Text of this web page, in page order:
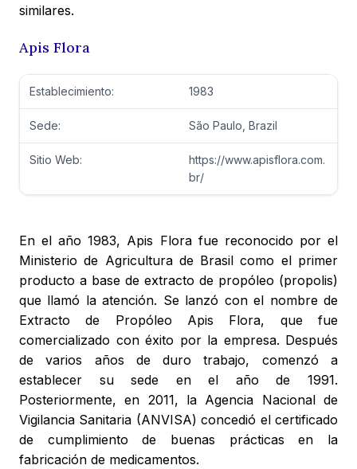
similares.
Apis Flora
Establecimiento: 1983
Sede: São Paulo, Brazil
Sitio Web:
https://www.apisflora.com.
br/
En el año 1983, Apis Flora fue reconocido por el
Ministerio de Agricultura de Brasil como el primer
producto a base de extracto de propóleo (propolis)
que llamó la atención. Se lanzó con el nombre de
Extracto de Propóleo Apis Flora, que fue
comercializado con éxito por la empresa. Después
de varios años de duro trabajo, comenzó a
establecer su sede en el año de 1991.
Posteriormente, en 2011, la Agencia Nacional de
Vigilancia Sanitaria (ANVISA) concedió el certificado
de cumplimiento de buenas prácticas en la
fabricación de medicamentos.